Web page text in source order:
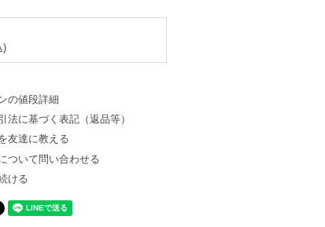
)
の値段詳細
法に基づく表記（返品等）
友達に教える
ついて問い合わせる
ける